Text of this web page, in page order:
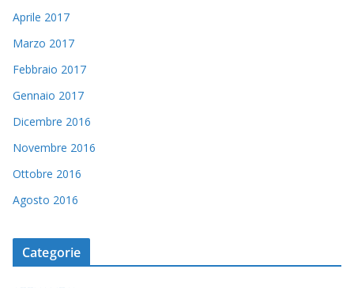
Aprile 2017
Marzo 2017
Febbraio 2017
Gennaio 2017
Dicembre 2016
Novembre 2016
Ottobre 2016
Agosto 2016
Categorie